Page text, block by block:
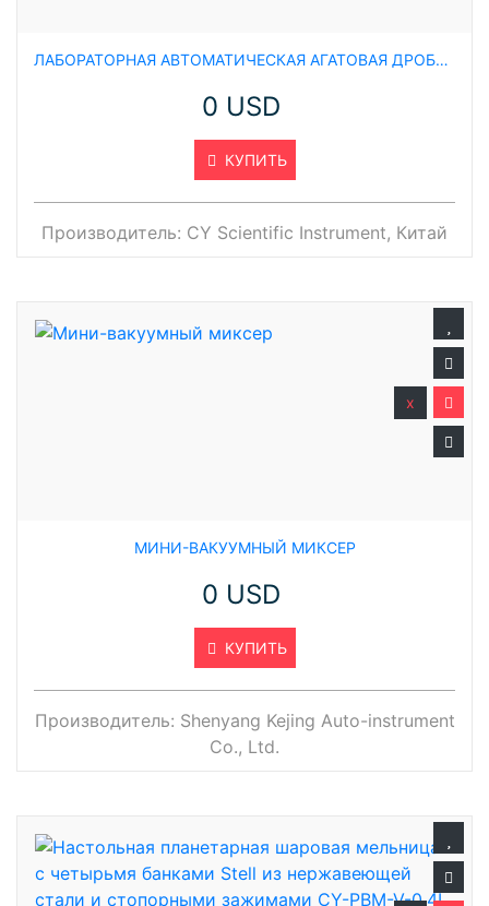
ЛАБОРАТОРНАЯ АВТОМАТИЧЕСКАЯ АГАТОВАЯ ДРОБИЛКА С 5 "АГАТОВОЙ СТУПКОЙ И ПЕСТИКОМ
0 USD
КУПИТЬ
Производитель: CY Scientific Instrument, Китай
МИНИ-ВАКУУМНЫЙ МИКСЕР
0 USD
КУПИТЬ
x
Производитель: Shenyang Kejing Auto-instrument
Co., Ltd.